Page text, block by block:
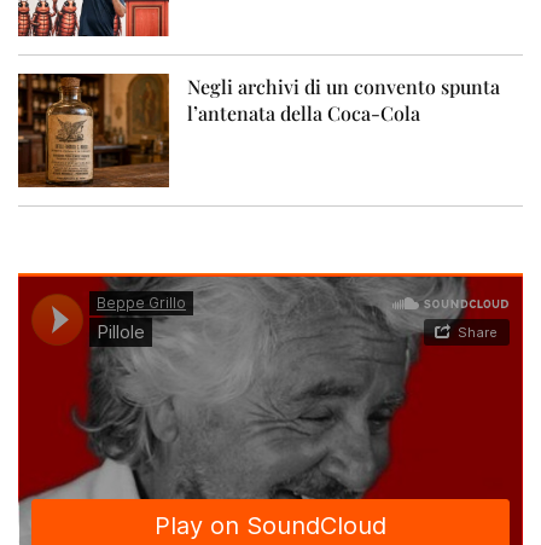
Negli archivi di un convento spunta
l’antenata della Coca-Cola